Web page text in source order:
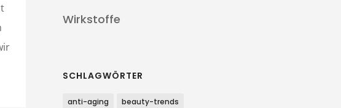
Wirkstoffe
SCHLAGWÖRTER
anti-aging beauty-trends